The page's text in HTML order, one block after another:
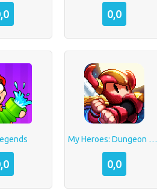
0,0
My Heroes: Dungeon Raid
0,0